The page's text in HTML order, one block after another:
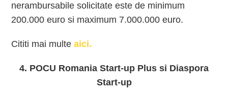
nerambursabile solicitate este de minimum
200.000 euro si maximum 7.000.000 euro.
Cititi mai multeaici.
4. POCU Romania Start-up Plus si Diaspora
Start-up